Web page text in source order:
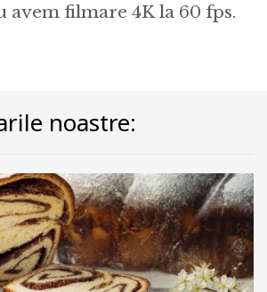
avem filmare 4K la 60 fps.
noastre: